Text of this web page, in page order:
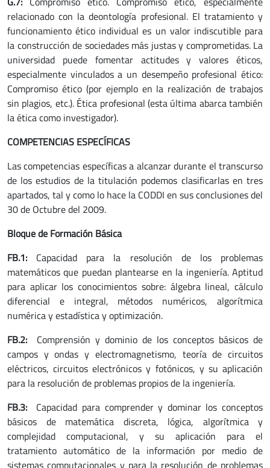
relacionado con la deontología profesional. El tratamiento y
funcionamiento ético individual es un valor indiscutible para
la construcción de sociedades más justas y comprometidas. La
universidad puede fomentar actitudes y valores éticos,
especialmente vinculados a un desempeño profesional ético:
Compromiso ético (por ejemplo en la realización de trabajos
sin plagios, etc.). Ética profesional (esta última abarca también
la ética como investigador).
COMPETENCIAS ESPECÍFICAS
Las competencias específicas a alcanzar durante el transcurso
de los estudios de la titulación podemos clasificarlas en tres
apartados, tal y como lo hace la CODDI en sus conclusiones del
30 de Octubre del 2009.
Bloque de Formación Básica
FB.1: Capacidad para la resolución de los problemas
matemáticos que puedan plantearse en la ingeniería. Aptitud
para aplicar los conocimientos sobre: álgebra lineal, cálculo
diferencial e integral, métodos numéricos, algorítmica
numérica y estadística y optimización.
FB.2: Comprensión y dominio de los conceptos básicos de
campos y ondas y electromagnetismo, teoría de circuitos
eléctricos, circuitos electrónicos y fotónicos, y su aplicación
para la resolución de problemas propios de la ingeniería.
FB.3:
Capacidad para comprender y dominar los conceptos
básicos de matemática discreta, lógica, algorítmica y
complejidad computacional, y su aplicación para el
tratamiento automático de la información por medio de
sistemas computacionales y para la resolución de problemas